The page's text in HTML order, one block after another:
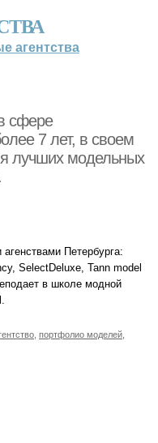
агентства
сфере
7 лет, в своем
лучших модельных
Петербурга:
SelectDeluxe, Tann model
в школе модной
портфолио моделей